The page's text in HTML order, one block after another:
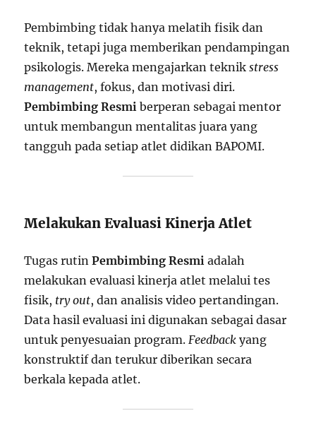
Pembimbing tidak hanya melatih fisik dan
teknik, tetapi juga memberikan pendampingan
psikologis. Mereka mengajarkan teknikstress
management, fokus, dan motivasi diri.
Pembimbing Resmi berperan sebagai mentor
untuk membangun mentalitas juara yang
tangguh pada setiap atlet didikan BAPOMI.
Melakukan Evaluasi Kinerja Atlet
Tugas rutinPembimbing Resmi adalah
melakukan evaluasi kinerja atlet melalui tes
fisik, try out, dan analisis video pertandingan.
Data hasil evaluasi ini digunakan sebagai dasar
untuk penyesuaian program.Feedback yang
konstruktif dan terukur diberikan secara
berkala kepada atlet.